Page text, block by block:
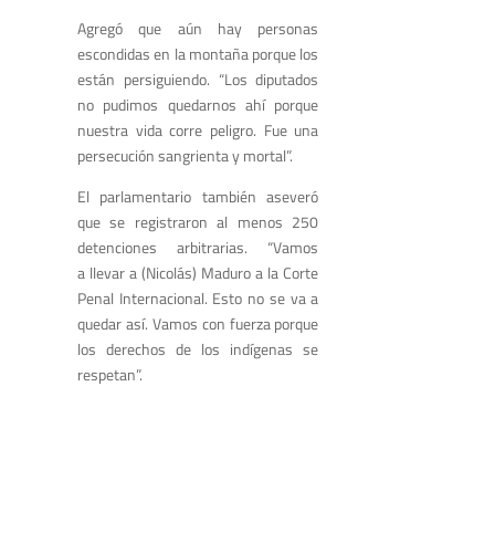
Agregó que aún hay personas
escondidas en la montaña porque los
están persiguiendo. “Los diputados
no pudimos quedarnos ahí porque
nuestra vida corre peligro. Fue una
persecución sangrienta y mortal”.
El parlamentario también aseveró
que se registraron al menos 250
detenciones arbitrarias. “Vamos
a llevar a (Nicolás) Maduro a la Corte
Penal Internacional. Esto no se va a
quedar así. Vamos con fuerza porque
los derechos de los indígenas se
respetan”.